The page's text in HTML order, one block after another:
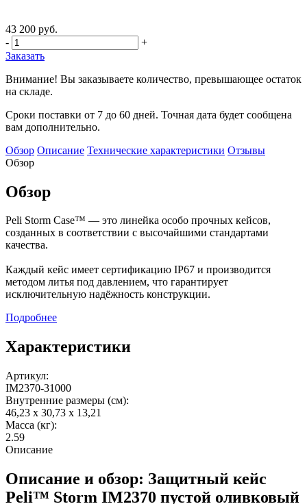
43 200 руб.
-
+
Заказать
Внимание! Вы заказываете количество, превышающее остаток
на складе.
Сроки поставки от 7 до 60 дней. Точная дата будет сообщена
вам дополнительно.
Обзор Описание Технические характеристики Отзывы
Обзор
Обзор
Peli Storm Case™ — это линейка особо прочных кейсов,
созданных в соответствии с высочайшими стандартами
качества.
Каждый кейс имеет сертификацию IP67 и производится
методом литья под давлением, что гарантирует
исключительную надёжность конструкции.
Подробнее
Характеристики
Артикул:
IM2370-31000
Внутренние размеры (см):
46,23 x 30,73 x 13,21
Масса (кг):
2.59
Описание
Описание и обзор: Защитный кейс
Peli™ Storm IM2370 пустой оливковый